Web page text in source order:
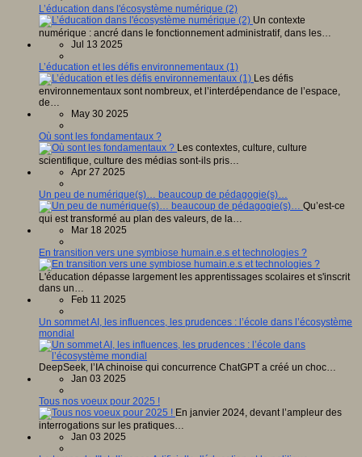
L’éducation dans l'écosystème numérique (2)
Un contexte
numérique : ancré dans le fonctionnement administratif, dans les…
Jul 13 2025
L’éducation et les défis environnementaux (1)
Les défis
environnementaux sont nombreux, et l’interdépendance de l’espace,
de…
May 30 2025
Où sont les fondamentaux ?
Les contextes, culture, culture
scientifique, culture des médias sont-ils pris…
Apr 27 2025
Un peu de numérique(s)… beaucoup de pédagogie(s)…
Qu’est-ce
qui est transformé au plan des valeurs, de la…
Mar 18 2025
En transition vers une symbiose humain.e.s et technologies ?
L'éducation dépasse largement les apprentissages scolaires et s'inscrit
dans un…
Feb 11 2025
Un sommet AI, les influences, les prudences : l’école dans l’écosystème
mondial
DeepSeek, l’IA chinoise qui concurrence ChatGPT a créé un choc…
Jan 03 2025
Tous nos voeux pour 2025 !
En janvier 2024, devant l’ampleur des
interrogations sur les pratiques…
Jan 03 2025